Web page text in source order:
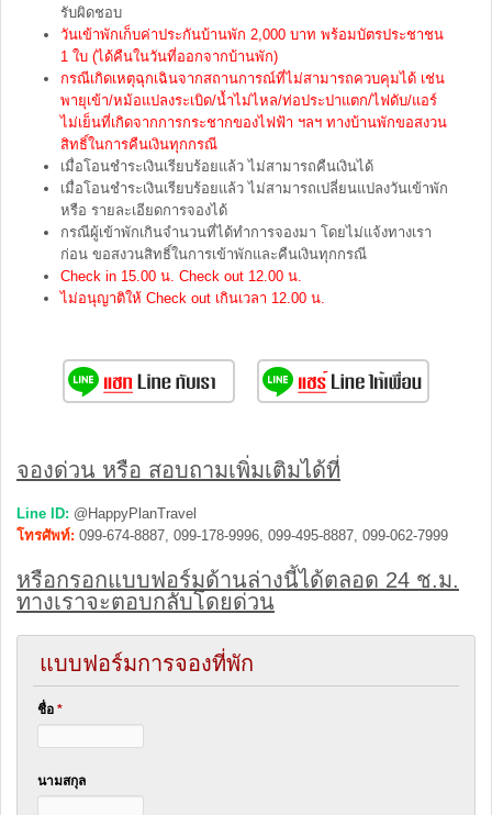
รับผิดชอบ
วันเข้าพักเก็บค่าประกันบ้านพัก 2,000 บาท พร้อมบัตรประชาชน
1 ใบ (ได้คืนในวันที่ออกจากบ้านพัก)
กรณีเกิดเหตุฉุกเฉินจากสถานการณ์ที่ไม่สามารถควบคุมได้ เช่น
พายุเข้า/หม้อแปลงระเบิด/น้ำไม่ไหล/ท่อประปาแตก/ไฟดับ/แอร์
ไม่เย็นที่เกิดจากการกระชากของไฟฟ้า ฯลฯ ทางบ้านพักขอสงวน
สิทธิ์ในการคืนเงินทุกกรณี
เมื่อโอนชำระเงินเรียบร้อยแล้ว ไม่สามารถคืนเงินได้
เมื่อโอนชำระเงินเรียบร้อยแล้ว ไม่สามารถเปลี่ยนแปลงวันเข้าพัก
หรือ รายละเอียดการจองได้
กรณีผู้เข้าพักเกินจำนวนที่ได้ทำการจองมา โดยไม่แจ้งทางเรา
ก่อน ขอสงวนสิทธิ์ในการเข้าพักและคืนเงินทุกกรณี
Check in 15.00 น. Check out 12.00 น.
ไม่อนุญาติให้ Check out เกินเวลา 12.00 น.
จองด่วน หรือ สอบถามเพิ่มเติมได้ที่
Line ID: @HappyPlanTravel
โทรศัพท์: 099-674-8887, 099-178-9996, 099-495-8887, 099-062-7999
หรือกรอกแบบฟอร์มด้านล่างนี้ได้ตลอด 24 ช.ม.
ทางเราจะตอบกลับโดยด่วน
แบบฟอร์มการจองที่พัก
ชื่อ *
นามสกุล